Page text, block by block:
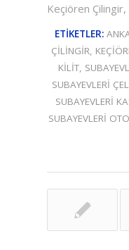
Keçiören Çilingir,
ETIKETLER:
ÇILINGIR,
KILIT,
SUBAYEVLERI
SUBAYEVLERI
SUBAYEVLERI